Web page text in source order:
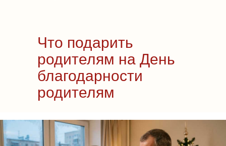
Что подарить
родителям на День
благодарности
родителям